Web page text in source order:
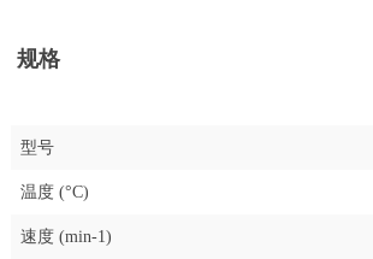
规格
型号
温度 (°C)
速度 (min-1)